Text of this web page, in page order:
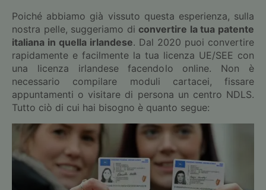
Poiché abbiamo già vissuto questa esperienza, sulla
nostra pelle, suggeriamo diconvertire la tua patente
italiana in quella irlandese. Dal 2020 puoi convertire
rapidamente e facilmente la tua licenza UE/SEE con
una licenza irlandese facendolo online. Non è
necessario compilare moduli cartacei, fissare
appuntamenti o visitare di persona un centro NDLS.
Tutto ciò di cui hai bisogno è quanto segue: